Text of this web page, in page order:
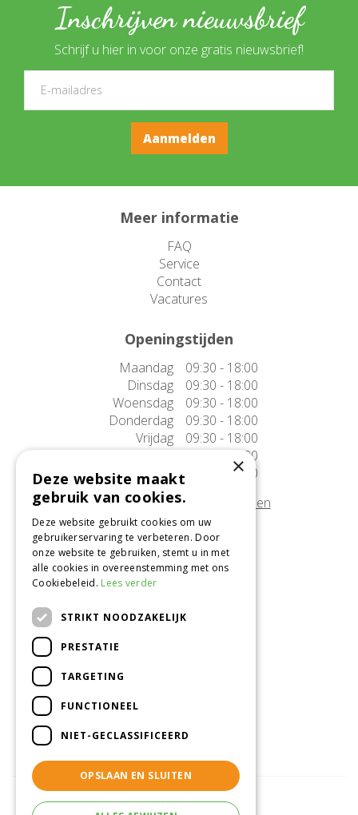
Inschrijven nieuwsbrief
Schrijf u hier in voor onze gratis nieuwsbrief!
Meer informatie
FAQ
Service
Contact
Vacatures
Openingstijden
Maandag
09:30 - 18:00
Dinsdag
09:30 - 18:00
Woensdag
09:30 - 18:00
Donderdag
09:30 - 18:00
Vrijdag
09:30 - 18:00
Zaterdag
09:30 - 17:00
Zondag
10:00 - 17:00
Afwijkende openingstijden tonen
Onze locatie
Tuincentrum Alméérplant
Jac. P. Thijsseweg 4
pinterest
×
Deze website maakt
gebruik van cookies.
Deze website gebruikt cookies om uw
gebruikerservaring te verbeteren. Door
onze website te gebruiken, stemt u in met
alle cookies in overeenstemming met ons
Cookiebeleid. Lees verder
STRIKT NOODZAKELIJK
PRESTATIE
TARGETING
FUNCTIONEEL
NIET-GECLASSIFICEERD
OPSLAAN EN SLUITEN